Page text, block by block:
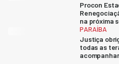
Procon
na próxima
PARAÍBA
Justiça
todas as